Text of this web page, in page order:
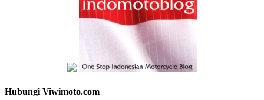
Hubungi Viwimoto.com